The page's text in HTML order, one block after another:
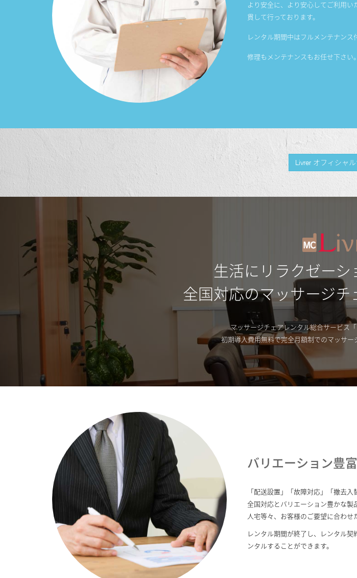
より安全に、より安心してご利用
貫して行っております。
レンタル期間中はフルメンテナンス
修理もメンテナンスもお任せ下さい。
Livrer オフィシャ
生活にリラクゼーシ
全国対応のマッサージ
マッサージチェアレンタル総合サービス
初期導入費用無料で完全月額制でのマッサー
バリエーション豊
「配送設置」「故障対応」「撤去
全国対応とバリエーション豊かな製
人宅等々、お客様のご要望に合わせ
レンタル期間が終了し、レンタル
ンタルすることができます。